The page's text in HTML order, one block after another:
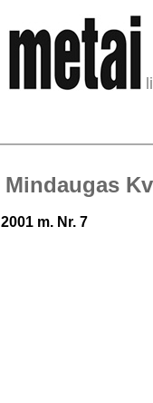
Mindaugas
2001 m. Nr. 7